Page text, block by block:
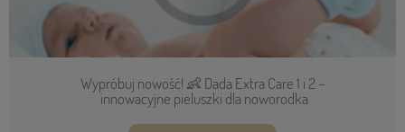
Wypróbuj nowość! 👶 Dada Extra Care 1 i 2 –
innowacyjne pieluszki dla noworodka